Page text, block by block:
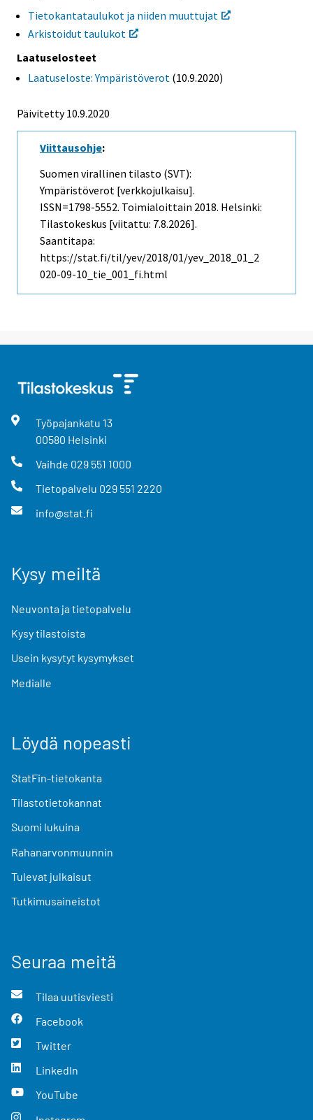
Tietokantataulukot ja niiden muuttujat
Arkistoidut taulukot
Laatuselosteet
Laatuseloste: Ympäristöverot (10.9.2020)
Päivitetty 10.9.2020
Viittausohje:
Suomen virallinen tilasto (SVT):
Ympäristöverot [verkkojulkaisu].
ISSN=1798-5552. Toimialoittain 2018. Helsinki:
Tilastokeskus [viitattu: 7.8.2026].
Saantitapa:
https://stat.fi/til/yev/2018/01/yev_2018_01_2
020-09-10_tie_001_fi.html
Työpajankatu 13
00580 Helsinki
Vaihde 029 551 1000
Tietopalvelu 029 551 2220
info@stat.fi
Kysy meiltä
Neuvonta ja tietopalvelu
Kysy tilastoista
Usein kysytyt kysymykset
Medialle
Löydä nopeasti
StatFin-tietokanta
Tilastotietokannat
Suomi lukuina
Rahanarvonmuunnin
Tulevat julkaisut
Tutkimusaineistot
Seuraa meitä
Tilaa uutisviesti
Facebook
Twitter
LinkedIn
YouTube